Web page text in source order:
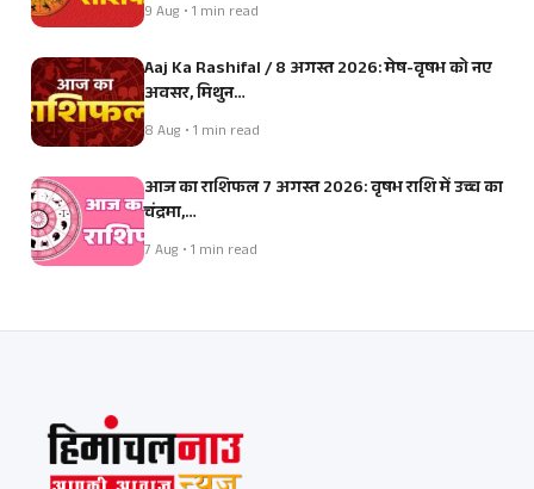
9 Aug • 1 min read
Aaj Ka Rashifal / 8 अगस्त 2026: मेष-वृषभ को नए
अवसर, मिथुन…
8 Aug • 1 min read
आज का राशिफल 7 अगस्त 2026: वृषभ राशि में उच्च का
चंद्रमा,…
7 Aug • 1 min read